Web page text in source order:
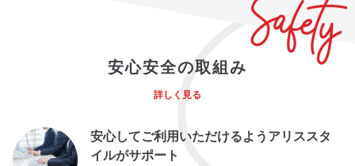
安心安全の取組み
詳しく見る
安心してご利用いただけるようアリススタ
イルがサポート